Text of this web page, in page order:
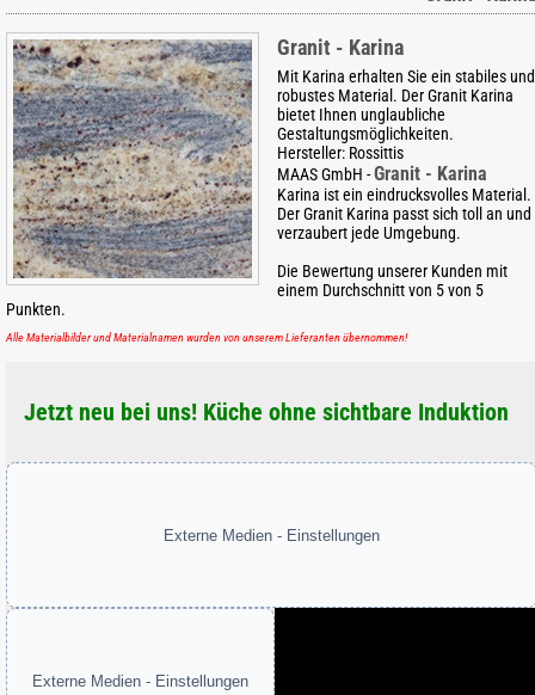
Granit - Karina
Mit Karina erhalten Sie ein stabiles und
robustes Material. Der Granit Karina
bietet Ihnen unglaubliche
Gestaltungsmöglichkeiten.
Hersteller: Rossittis
MAAS GmbH -Granit - Karina
Karina ist ein eindrucksvolles Material.
Der Granit Karina passt sich toll an und
verzaubert jede Umgebung.
Die Bewertung unserer Kunden mit
einem Durchschnitt von 5von 5
Punkten.
Alle Materialbilder und Materialnamen wurden von unserem Lieferanten übernommen!
Jetzt neu bei uns! Küche ohne sichtbare Induktion
Externe Medien - Einstellungen
Externe Medien - Einstellungen